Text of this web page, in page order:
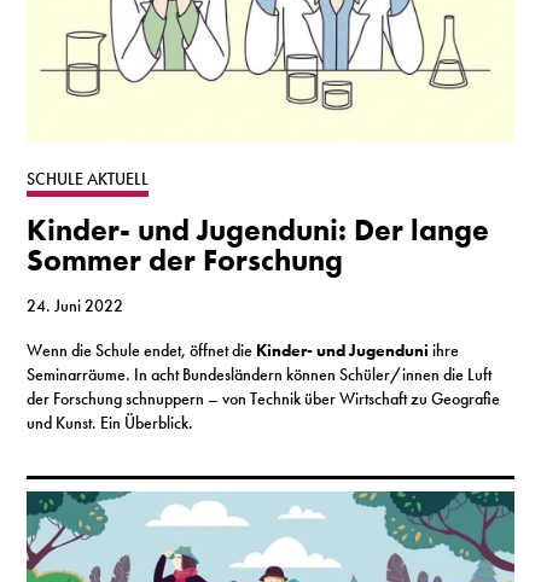
SCHULE AKTUELL
Kinder- und Jugenduni: Der lange
Sommer der Forschung
24. Juni 2022
Wenn die Schule endet, öffnet die Kinder- und Jugenduni ihre
Seminarräume. In acht Bundesländern können Schüler/innen die Luft
der Forschung schnuppern – von Technik über Wirtschaft zu Geografie
und Kunst. Ein Überblick.